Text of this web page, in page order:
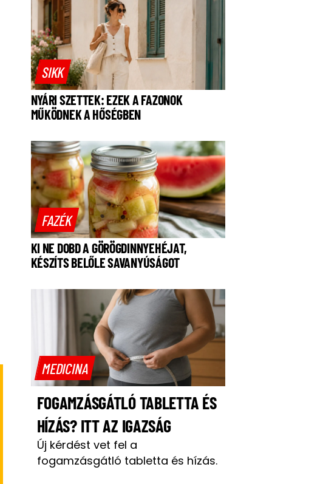
SIKK
NYÁRI SZETTEK: EZEK A FAZONOK
MŰKÖDNEK A HŐSÉGBEN
FAZÉK
KI NE DOBD A GÖRÖGDINNYEHÉJAT,
KÉSZÍTS BELŐLE SAVANYÚSÁGOT
MEDICINA
FOGAMZÁSGÁTLÓ TABLETTA ÉS
HÍZÁS? ITT AZ IGAZSÁG
Új kérdést vet fel a
fogamzásgátló tabletta és hízás.